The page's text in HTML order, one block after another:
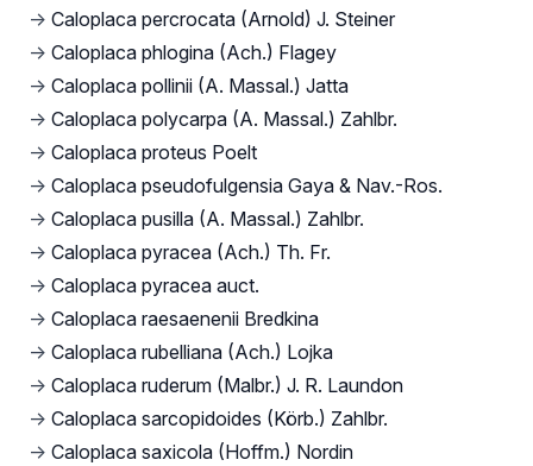
→ Caloplaca percrocata (Arnold) J. Steiner
→ Caloplaca phlogina (Ach.) Flagey
→ Caloplaca pollinii (A. Massal.) Jatta
→ Caloplaca polycarpa (A. Massal.) Zahlbr.
→ Caloplaca proteus Poelt
→ Caloplaca pseudofulgensia Gaya & Nav.-Ros.
→ Caloplaca pusilla (A. Massal.) Zahlbr.
→ Caloplaca pyracea (Ach.) Th. Fr.
→ Caloplaca pyracea auct.
→ Caloplaca raesaenenii Bredkina
→ Caloplaca rubelliana (Ach.) Lojka
→ Caloplaca ruderum (Malbr.) J. R. Laundon
→ Caloplaca sarcopidoides (Körb.) Zahlbr.
→ Caloplaca saxicola (Hoffm.) Nordin